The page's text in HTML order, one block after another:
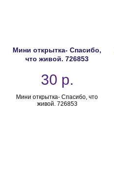
Мини открытка- Спасибо,
что живой. 726853
30 р.
Мини открытка- Спасибо, что
живой. 726853